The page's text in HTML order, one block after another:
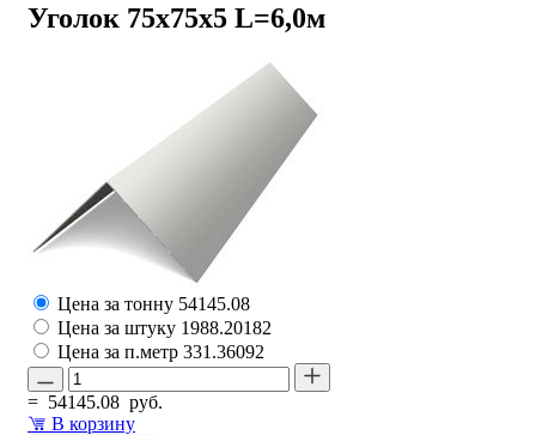
Уголок 75х75х5 L=6,0м
Цена за тонну 54145.08
Цена за штуку 1988.20182
Цена за п.метр 331.36092
= 54145.08 руб.
В корзину